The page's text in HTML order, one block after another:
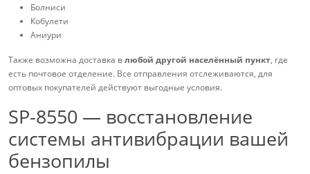
Болниси
Кобулети
Аниури
Также возможна доставка влюбой другой населённый пункт, где
есть почтовое отделение. Все отправления отслеживаются, для
оптовых покупателей действуют выгодные условия.
SP-8550 — восстановление
системы антивибрации вашей
бензопилы